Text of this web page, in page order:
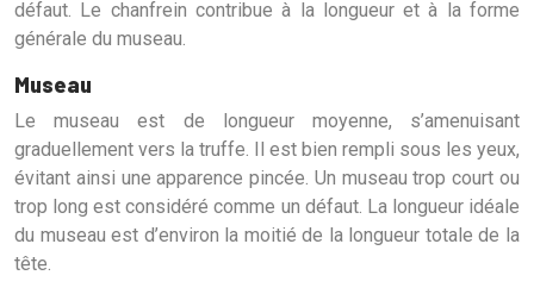
défaut. Le chanfrein contribue à la longueur et à la forme
générale du museau.
Museau
Le museau est de longueur moyenne, s’amenuisant
graduellement vers la truffe. Il est bien rempli sous les yeux,
évitant ainsi une apparence pincée. Un museau trop court ou
trop long est considéré comme un défaut. La longueur idéale
du museau est d’environ la moitié de la longueur totale de la
tête.